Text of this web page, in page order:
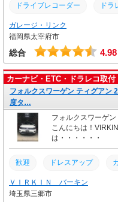
ドライブレコーダー ドラ
カスタム 土日営業
取り付け 交換
ガレージ・リンク
福岡県太宰府市
総合 4.98
カーナビ・ETC・ドラレコ取付
フォルクスワーゲン ティグアン
度タ…
フォルクスワーゲン
こんにちは！
は・・・・・・
歓迎 ドレスアップ
VIRKIN ティグアン
ＶＩＲＫＩＮ バーキン
埼玉県三郷市